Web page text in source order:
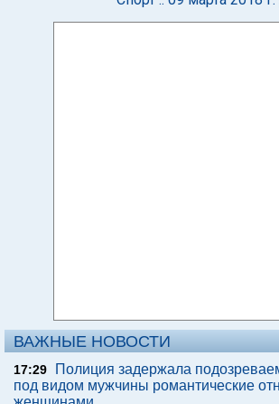
ВАЖНЫЕ НОВОСТИ
17:29
Полиция задержала
под видом мужчины романтические